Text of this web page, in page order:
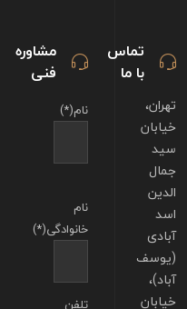
مشاوره
فنی
نام(*)
نام
خانوادگی(*)
تلفن
تماس
با ما
تهران،
خیابان
سید
جمال
الدین
اسد
آبادی
(یوسف
آباد)،
خیابان